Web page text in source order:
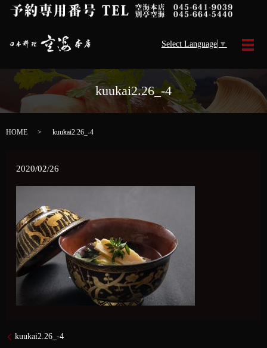
Select Language ▼
メ
kuukai2.26_-4
HOME kuukai2.26_-4
2020/02/26
kuukai2.26_-4